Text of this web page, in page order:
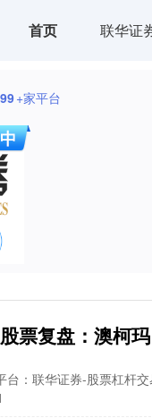
首页 联华证
+家平台
票复盘：澳柯
台：联华证券-股票杠杆